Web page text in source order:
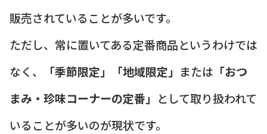
販売されていることが多いです。
ただし、常に置いてある定番商品というわけでは
なく、
「季節限定」「地域限定」 または 「おつ
まみ・珍味コーナーの定番」 として取り扱われて
いることが多いのが現状です。